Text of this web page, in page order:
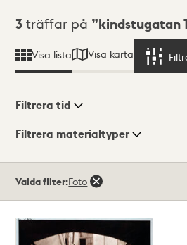
Sökresultat
3 träffar på kindstugatan
Visa lista Visa karta
Visningsläge
Filtrera tid
Filtrera materialtyper
träffar
Valda filter:Foto